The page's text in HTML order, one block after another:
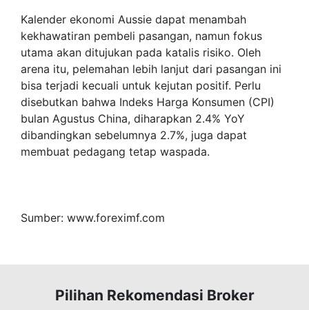
Kalender ekonomi Aussie dapat menambah
kekhawatiran pembeli pasangan, namun fokus
utama akan ditujukan pada katalis risiko. Oleh
arena itu, pelemahan lebih lanjut dari pasangan ini
bisa terjadi kecuali untuk kejutan positif. Perlu
disebutkan bahwa Indeks Harga Konsumen (CPI)
bulan Agustus China, diharapkan 2.4% YoY
dibandingkan sebelumnya 2.7%, juga dapat
membuat pedagang tetap waspada.
Sumber: www.foreximf.com
Pilihan Rekomendasi Broker